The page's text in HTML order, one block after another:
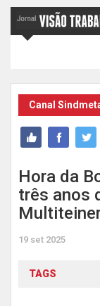
Canal
Hora da
três anos
19 set 2025
TAGS